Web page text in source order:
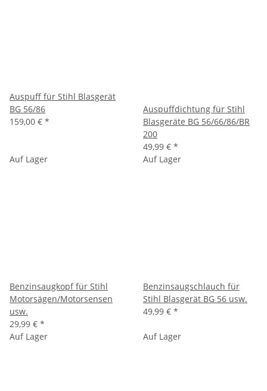
Auspuff für Stihl Blasgerät
BG 56/86
159,00 € *
Auspuffdichtung für Stihl
Blasgeräte BG 56/66/86/BR
200
49,99 € *
Auf Lager
Benzinsaugkopf für Stihl
Motorsägen/Motorsensen
usw.
29,99 € *
Auf Lager
Benzinsaugschlauch für
Stihl Blasgerät BG 56 usw.
49,99 € *
Auf Lager Auf Lager